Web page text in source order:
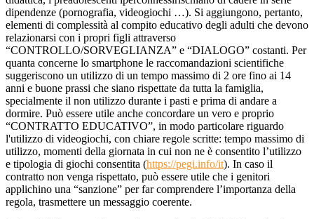
dipendenze (pornografia, videogiochi …). Si aggiungono, pertanto,
elementi di complessità al compito educativo degli adulti che devono
relazionarsi con i propri figli attraverso
“CONTROLLO/SORVEGLIANZA” e “DIALOGO” costanti. Per
quanta concerne lo smartphone le raccomandazioni scientifiche
suggeriscono un utilizzo di un tempo massimo di 2 ore fino ai 14
anni e buone prassi che siano rispettate da tutta la famiglia,
specialmente il non utilizzo durante i pasti e prima di andare a
dormire. Può essere utile anche concordare un vero e proprio
“CONTRATTO EDUCATIVO”, in modo particolare riguardo
l'utilizzo di videogiochi, con chiare regole scritte: tempo massimo di
utilizzo, momenti della giornata in cui non ne è consentito l’utilizzo
e tipologia di giochi consentita (https://pegi.info/it). In caso il
contratto non venga rispettato, può essere utile che i genitori
applichino una “sanzione” per far comprendere l’importanza della
regola, trasmettere un messaggio coerente.